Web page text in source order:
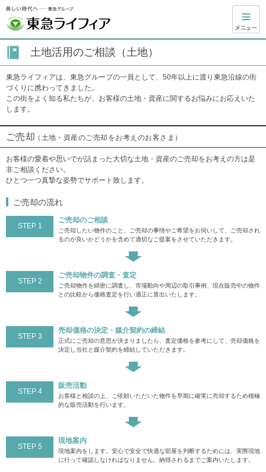
土地活用のご相談（土地）
東急ライフィアは、東急グループの一員として、50年以上に渡り東急沿線の街
づくりに携わってきました。
この街をよく知る私たちが、お客様の土地・資産に関するお悩みにお応えいた
します。
ご売却（土地・資産のご売却をお考えのお客さま）
お客様の愛着や思いでが詰まった大切な土地・資産のご売却をお考えの方は是
非ご相談ください。
ひとつ一つ真摯な姿勢でサポート致します。
ご売却の流れ
STEP 1
ご売却のご相談
ご売却したい物件のこと、ご売却の事情やご希望をお伺いして、ご売却され
るのが良いかどうかを含めて適切なご提案をさせていただきます。
STEP 2
ご売却物件の調査・査定
ご売却物件を綿密に調査し、市場動向や周辺の取引事例、現在販売中の物件
との比較から価格査定を行い適正に算出いたします。
STEP 3
売却価格の決定・媒介契約の締結
正式にご売却の意思が決まりましたら、査定価格を参考にして、売却価格を
決定し当社と媒介契約を締結していただきます。
STEP 4
販売活動
お客様と相談の上、ご依頼いただいた物件を早期に確実に売却するため積極
的な販売活動を行います。
STEP 5
現地案内
現地案内をします。安心で安全で快適な部屋を判断するためには、実際現地
に行って確認しなければなりません。納得されるまでご案内いたします。